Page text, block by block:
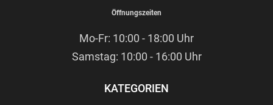
Öffnungszeiten
Mo-Fr: 10:00 - 18:00 Uhr
Samstag: 10:00 - 16:00 Uhr
KATEGORIEN